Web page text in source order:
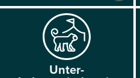
Unter­